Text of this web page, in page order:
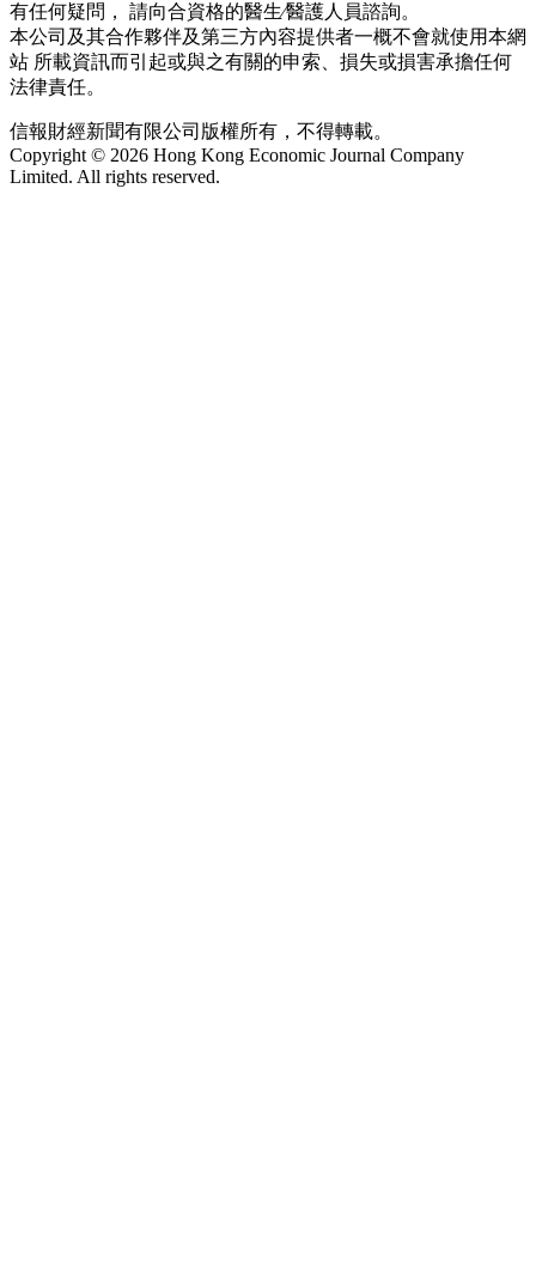
有任何疑問， 請向合資格的醫生∕醫護人員諮詢。
本公司及其合作夥伴及第三方內容提供者一概不會就使用本網
站 所載資訊而引起或與之有關的申索、損失或損害承擔任何
法律責任。
信報財經新聞有限公司版權所有，不得轉載。
Copyright © 2026 Hong Kong Economic Journal Company
Limited. All rights reserved.